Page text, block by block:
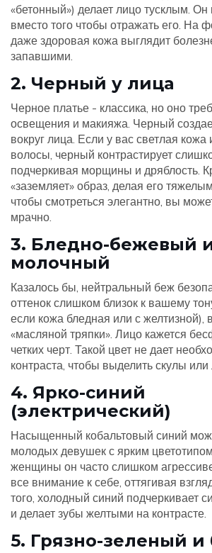
«бетонный») делает лицо тусклым. Он
вместо того чтобы отражать его. На
даже здоровая кожа выглядит
запавшими.
2. Черный у лица
Черное платье - классика, но оно
освещения и макияжа. Черный
вокруг лица. Если у вас светлая
волосы, черный контрастирует
подчеркивая морщины и дряблость.
«заземляет» образ, делая его
чтобы смотреться элегантно, вы
мрачно.
3. Бледно-бежевый
молочный
Казалось бы, нейтральный беж
оттенок слишком близок к вашему
если кожа бледная или с желтизной),
«масляной тряпки». Лицо кажется
четких черт. Такой цвет не дает
контраста, чтобы выделить скулы
4. Ярко-синий
(электрический)
Насыщенный кобальтовый синий
молодых девушек с ярким
женщины он часто слишком
все внимание к себе, оттягивая
того, холодный синий подчеркивает
и делает зубы желтыми на контрасте.
5. Грязно-зеленый